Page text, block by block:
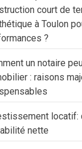
court de
à Toulon
?
un notaire
: raisons
locatif:
nette